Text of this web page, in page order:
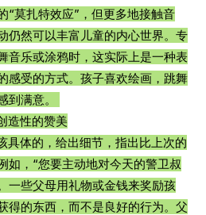
“莫扎特效应”，但更多地接触音
仍然可以丰富儿童的内心世界。专
音乐或涂鸦时，这实际上是一种表
感受的方式。孩子喜欢绘画，跳舞
到满意。
造性的赞美
具体的，给出细节，指出比上次的
如，“您要主动地对今天的警卫叔
一些父母用礼物或金钱来奖励孩
得的东西，而不是良好的行为。父